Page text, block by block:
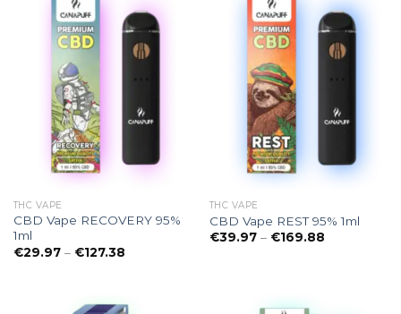
THC VAPE
CBD Vape RECOVERY 95%
1ml
€29.97 – €127.38Preisspanne:
THC VAPE
CBD Vape REST 95% 1ml
€39.97 – €169.88